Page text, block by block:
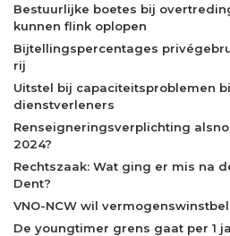
Bestuurlijke boetes bij
kunnen flink oplopen
Bijtellingspercentages
rij
Uitstel bij capaciteitsproblemen
dienstverleners
Renseigneringsverplichting
2024?
Rechtszaak: Wat ging er mis na
Dent?
VNO-NCW wil
De youngtimer grens gaat per 1